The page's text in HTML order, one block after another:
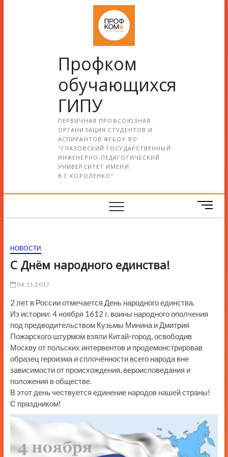
Профком
обучающихся
ГИПУ
ПЕРВИЧНАЯ ПРОФСОЮЗНАЯ
ОРГАНИЗАЦИЯ СТУДЕНТОВ И
АСПИРАНТОВ ФГБОУ ВО
"ГЛАЗОВСКИЙ ГОСУДАРСТВЕННЫЙ
ИНЖЕНЕРНО-ПЕДАГОГИЧЕСКИЙ
УНИВЕРСИТЕТ ИМЕНИ
В.Г.КОРОЛЕНКО"
М
е
НОВОСТИ
С Днём народного единства!
04.11.2017
2 лет в России отмечается День народного единства.
Из истории: 4 ноября 1612 г. воины народного ополчения
под предводительством Кузьмы Минина и Дмитрия
Пожарского штурмом взяли Китай-город, освободив
Москву от польских интервентов и продемонстрировав
образец героизма и сплочённости всего народа вне
зависимости от происхождения, вероисповедания и
положения в обществе.
В этот день чествуется единение народов нашей страны!
С праздником!